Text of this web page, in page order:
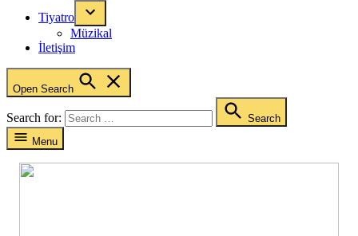
Tiyatro
Müzikal
İletişim
Open Search
Search for:
Search
Menu